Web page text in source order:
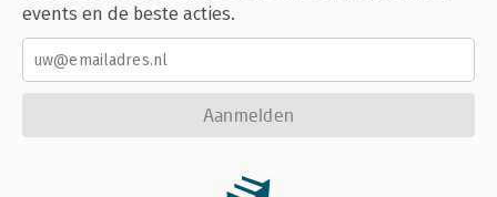
events en de beste acties.
Aanmelden